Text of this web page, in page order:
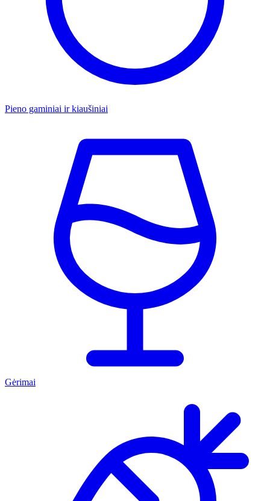
Pieno gaminiai ir kiaušiniai
Gėrimai